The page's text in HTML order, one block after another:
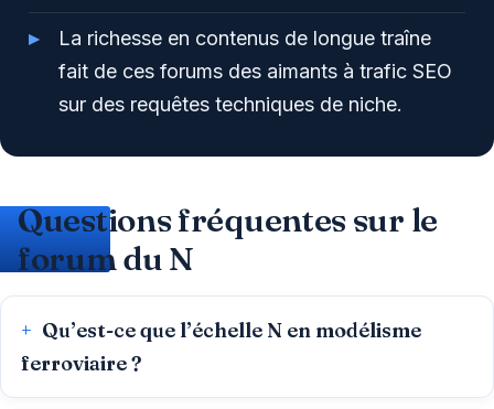
La richesse en contenus de longue traîne
fait de ces forums des aimants à trafic SEO
sur des requêtes techniques de niche.
Questions fréquentes sur le
forum du N
Qu’est-ce que l’échelle N en modélisme
ferroviaire ?